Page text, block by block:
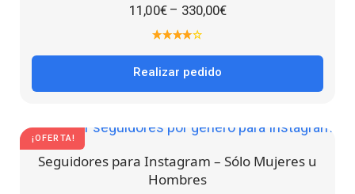
11,00€– 330,00€
Realizar pedido
¡OFERTA!
Seguidores para Instagram – Sólo Mujeres u
Hombres